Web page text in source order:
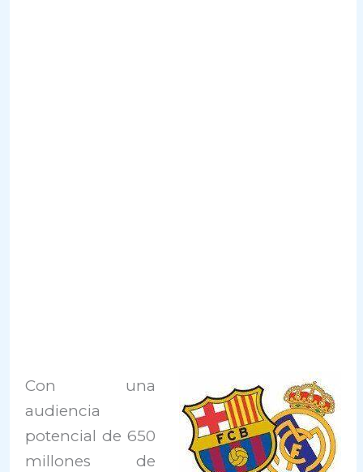
Con una
audiencia
potencial de 650
millones de